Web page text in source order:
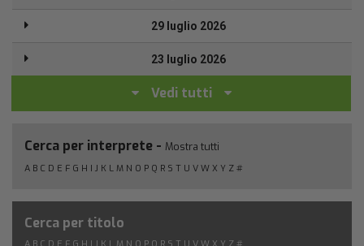
29 luglio 2026
23 luglio 2026
Vedi tutti
Cerca per interprete - Mostra tutti
A B C D E F G H I J K L M N O P Q R S T U V W X Y Z #
Cerca per titolo